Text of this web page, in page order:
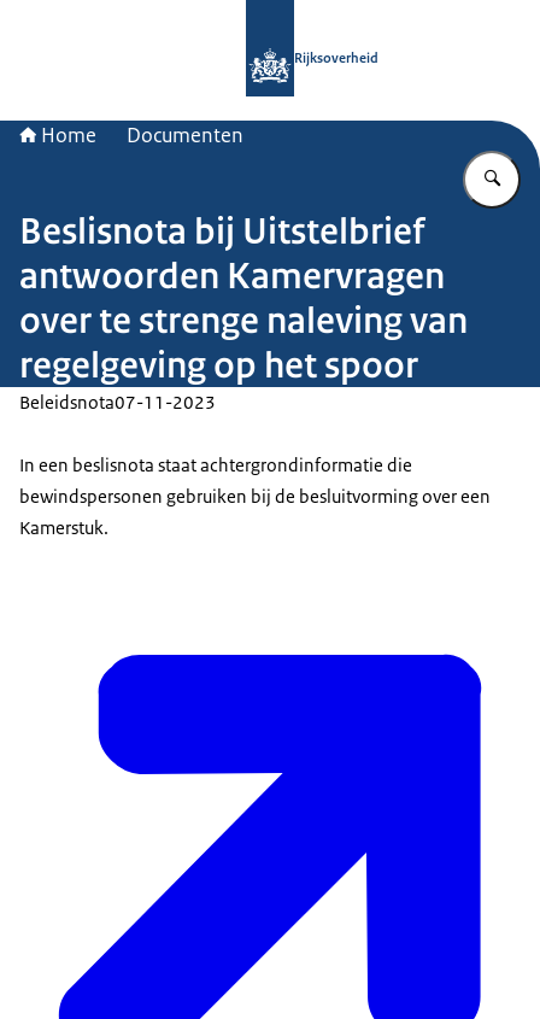
Rijksoverheid
Home Documenten
Beslisnota bij Uitstelbrief
antwoorden Kamervragen
over te strenge naleving van
regelgeving op het spoor
Beleidsnota07-11-2023
In een beslisnota staat achtergrondinformatie die
bewindspersonen gebruiken bij de besluitvorming over een
Kamerstuk.